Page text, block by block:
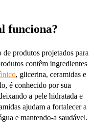
funciona?
produtos projetados para
contêm ingredientes
, glicerina, ceramidas e
é conhecido por sua
a pele hidratada e
ajudam a fortalecer a
e mantendo-a saudável.